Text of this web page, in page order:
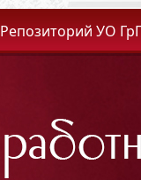
Репозиторий УО